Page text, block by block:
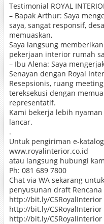
Testimonial ROYAL
– Bapak Arthur: Saya
saya, sangat responsif,
memuaskan,
Saya langsung
pekerjaan interior rumah
– Ibu Alena: Saya
Senayan dengan Royal
Resepsionis, ruang
tereksekusi dengan
representatif.
Kami bekerja lebih
lancar.
.
Untuk pengiriman e-
www.royalinterior.co.id
atau langsung hubungi
Ph: 081 689 7800
Chat via WA sekarang
penyusunan draft Rencana
http://bit.ly/CSRoyalInterior
http://bit.ly/CSRoyalInterior
http://bit.ly/CSRoyalInterior